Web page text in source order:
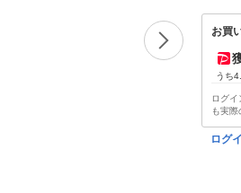
お買
うち
ログ
も実
ログ